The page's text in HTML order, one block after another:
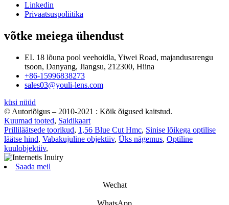
Linkedin
Privaatsuspoliitika
võtke meiega ühendust
EI. 18 lõuna pool veehoidla, Yiwei Road, majandusarengu
tsoon, Danyang, Jiangsu, 212300, Hiina
+86-15996838273
sales03@youli-lens.com
küsi nüüd
© Autoriõigus – 2010-2021 : Kõik õigused kaitstud.
Kuumad tooted, Saidikaart
Prilliläätsede toorikud, 1,56 Blue Cut Hmc, Sinise lõikega optilise
läätse hind, Vabakujuline objektiiv, Üks nägemus, Optiline
kuulobjektiiv,
Saada meil
Wechat